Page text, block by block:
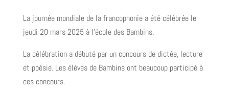
La journée mondiale de la francophonie a été célébrée le
jeudi 20 mars 2025 à l’école des Bambins.
La célébration a débuté par un concours de dictée, lecture
et poésie. Les élèves de Bambins ont beaucoup participé à
ces concours.